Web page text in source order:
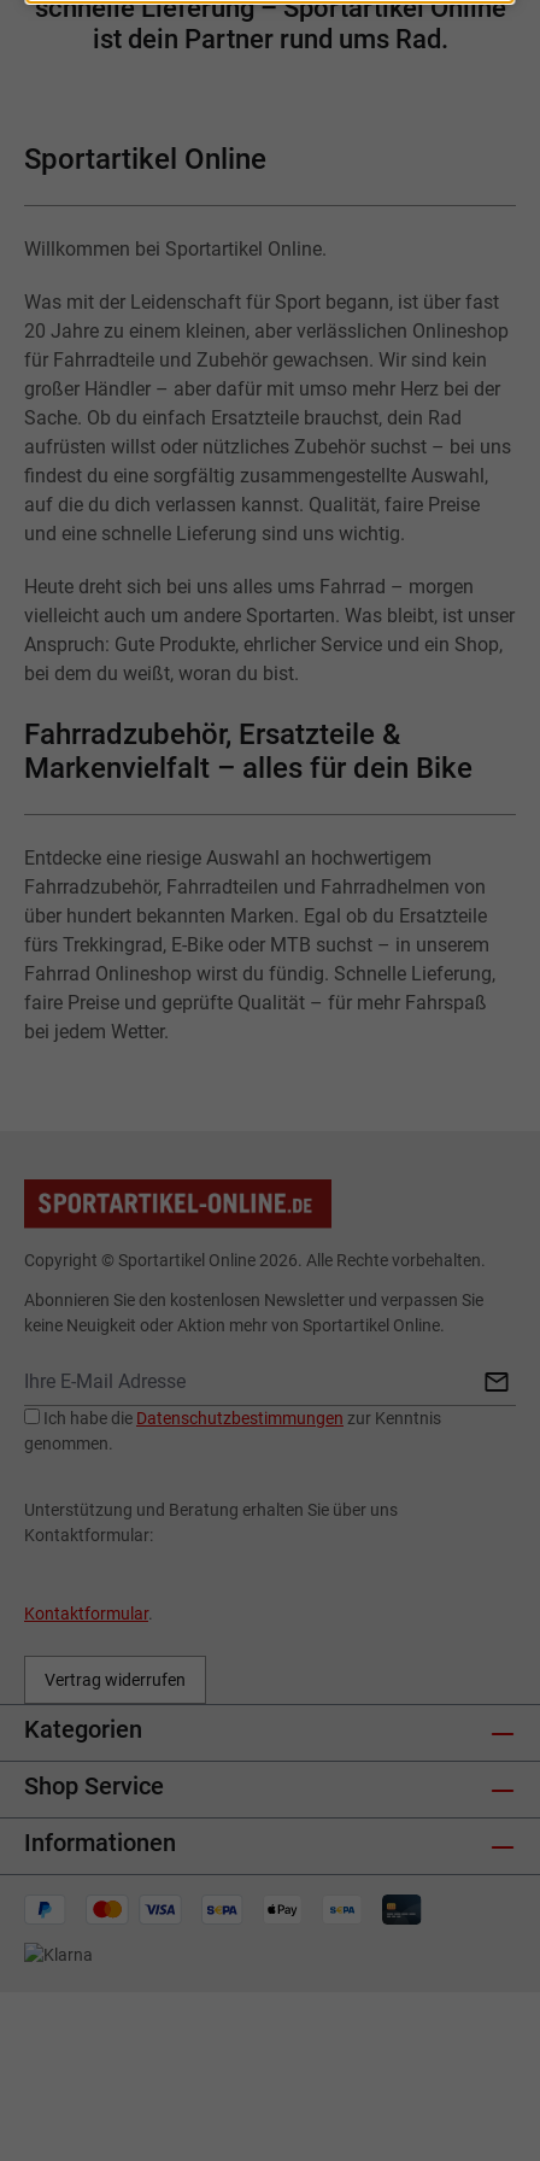
schnelle Lieferung – Sportartikel Online
ist dein Partner rund ums Rad.
Sportartikel Online
Willkommen bei Sportartikel Online.
Was mit der Leidenschaft für Sport begann, ist über fast
20 Jahre zu einem kleinen, aber verlässlichen Onlineshop
für Fahrradteile und Zubehör gewachsen. Wir sind kein
großer Händler – aber dafür mit umso mehr Herz bei der
Sache. Ob du einfach Ersatzteile brauchst, dein Rad
aufrüsten willst oder nützliches Zubehör suchst – bei uns
findest du eine sorgfältig zusammengestellte Auswahl,
auf die du dich verlassen kannst. Qualität, faire Preise
und eine schnelle Lieferung sind uns wichtig.
Heute dreht sich bei uns alles ums Fahrrad – morgen
vielleicht auch um andere Sportarten. Was bleibt, ist unser
Anspruch: Gute Produkte, ehrlicher Service und ein Shop,
bei dem du weißt, woran du bist.
Fahrradzubehör, Ersatzteile &
Markenvielfalt – alles für dein Bike
Entdecke eine riesige Auswahl an hochwertigem
Fahrradzubehör, Fahrradteilen und Fahrradhelmen von
über hundert bekannten Marken. Egal ob du Ersatzteile
fürs Trekkingrad, E-Bike oder MTB suchst – in unserem
Fahrrad Onlineshop wirst du fündig. Schnelle Lieferung,
faire Preise und geprüfte Qualität – für mehr Fahrspaß
bei jedem Wetter.
Copyright © Sportartikel Online 2026. Alle Rechte vorbehalten.
Abonnieren Sie den kostenlosen Newsletter und verpassen Sie
keine Neuigkeit oder Aktion mehr von Sportartikel Online.
Ich habe die Datenschutzbestimmungen zur Kenntnis
genommen.
Unterstützung und Beratung erhalten Sie über uns
Kontaktformular:
Kontaktformular.
Vertrag widerrufen
Kategorien
Shop Service
Informationen